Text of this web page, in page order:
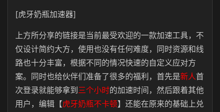
[虎牙奶瓶加速器]
上方所分享的链接是当前最受欢迎的一款加速工具，不
仅设计简约大方，使用也没有任何难度，同时资源和线
路也十分丰富，根据不同的情况快速的自定义应对方
案。同时也给伙伴们准备了很多的福利，首先是新人首
次登录就能够拿到 三个小时的加速时间，然后跟着其他
用户，编辑【虎牙奶瓶不卡顿】还能在原来的基础上兑